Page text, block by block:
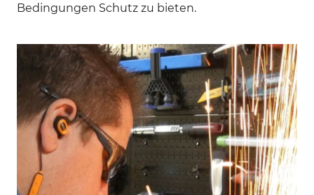
Bedingungen Schutz zu bieten.